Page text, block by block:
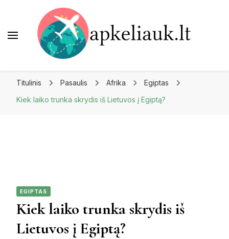
Titulinis Pasaulis Afrika
Egiptas
Kiek laiko trunka skrydis iš Lietuvos į Egiptą?
EGIPTAS
Kiek laiko trunka skrydis iš
Lietuvos į Egiptą?